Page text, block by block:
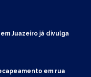
Juazeiro já divulga
em rua